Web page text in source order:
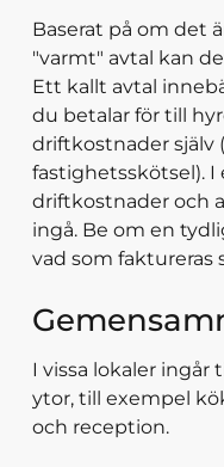
Baserat på om det
"varmt" avtal kan
Ett kallt avtal
du betalar för till
driftkostnader själv
fastighetsskötsel).
driftkostnader och
ingå. Be om en
vad som faktureras
I vissa lokaler
ytor, till exempel
och reception.